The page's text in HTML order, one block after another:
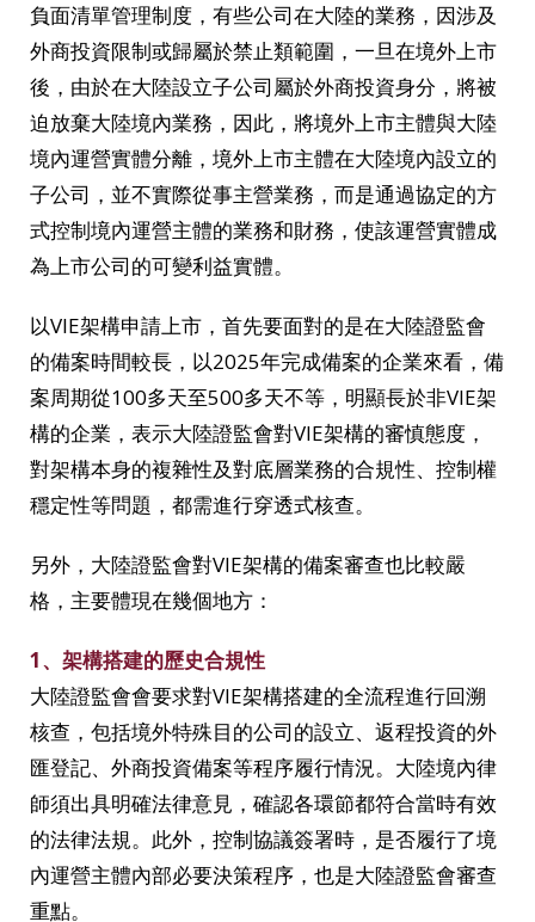
負面清單管理制度，有些公司在大陸的業務，因涉及
外商投資限制或歸屬於禁止類範圍，一旦在境外上市
後，由於在大陸設立子公司屬於外商投資身分，將被
迫放棄大陸境內業務，因此，將境外上市主體與大陸
境內運營實體分離，境外上市主體在大陸境內設立的
子公司，並不實際從事主營業務，而是通過協定的方
式控制境內運營主體的業務和財務，使該運營實體成
為上市公司的可變利益實體。
以VIE架構申請上市，首先要面對的是在大陸證監會
的備案時間較長，以2025年完成備案的企業來看，備
案周期從100多天至500多天不等，明顯長於非VIE架
構的企業，表示大陸證監會對VIE架構的審慎態度，
對架構本身的複雜性及對底層業務的合規性、控制權
穩定性等問題，都需進行穿透式核查。
另外，大陸證監會對VIE架構的備案審查也比較嚴
格，主要體現在幾個地方：
1、架構搭建的歷史合規性
大陸證監會會要求對VIE架構搭建的全流程進行回溯
核查，包括境外特殊目的公司的設立、返程投資的外
匯登記、外商投資備案等程序履行情況。大陸境內律
師須出具明確法律意見，確認各環節都符合當時有效
的法律法規。此外，控制協議簽署時，是否履行了境
內運營主體內部必要決策程序，也是大陸證監會審查
重點。